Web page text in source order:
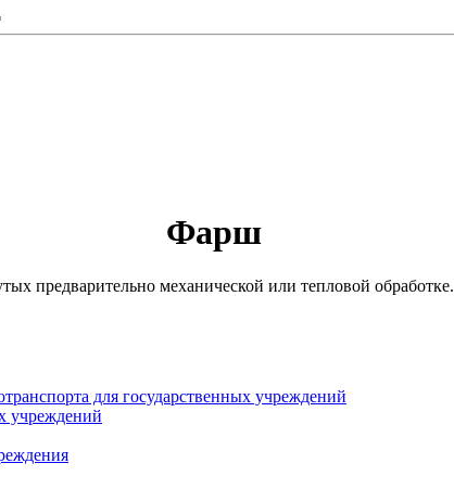
Фарш
предварительно механической или тепловой обработке.
для государственных учреждений
учреждений